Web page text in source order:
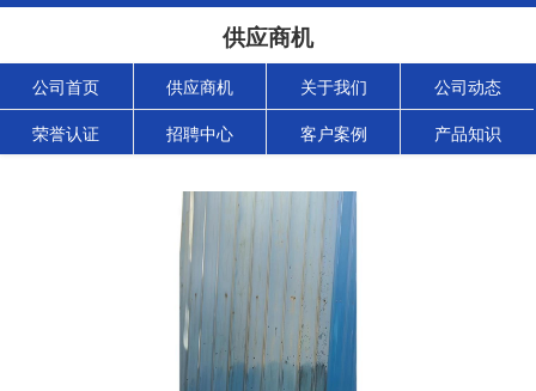
供应商机
公司首页 供应商机 关于我们 公司动态
荣誉认证 招聘中心 客户案例 产品知识